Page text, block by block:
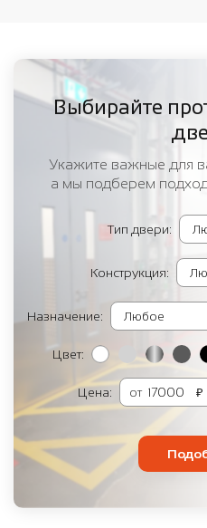
Выбирайте
Укажите важные для
а мы подберем
Тип двери:
Конструкция:
Назначение:
Цвет:
Цена: от ₽